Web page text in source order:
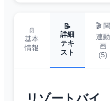
📄
基本
情報
📝
詳細
テキ
スト
🎬 関
連動
画
(5)